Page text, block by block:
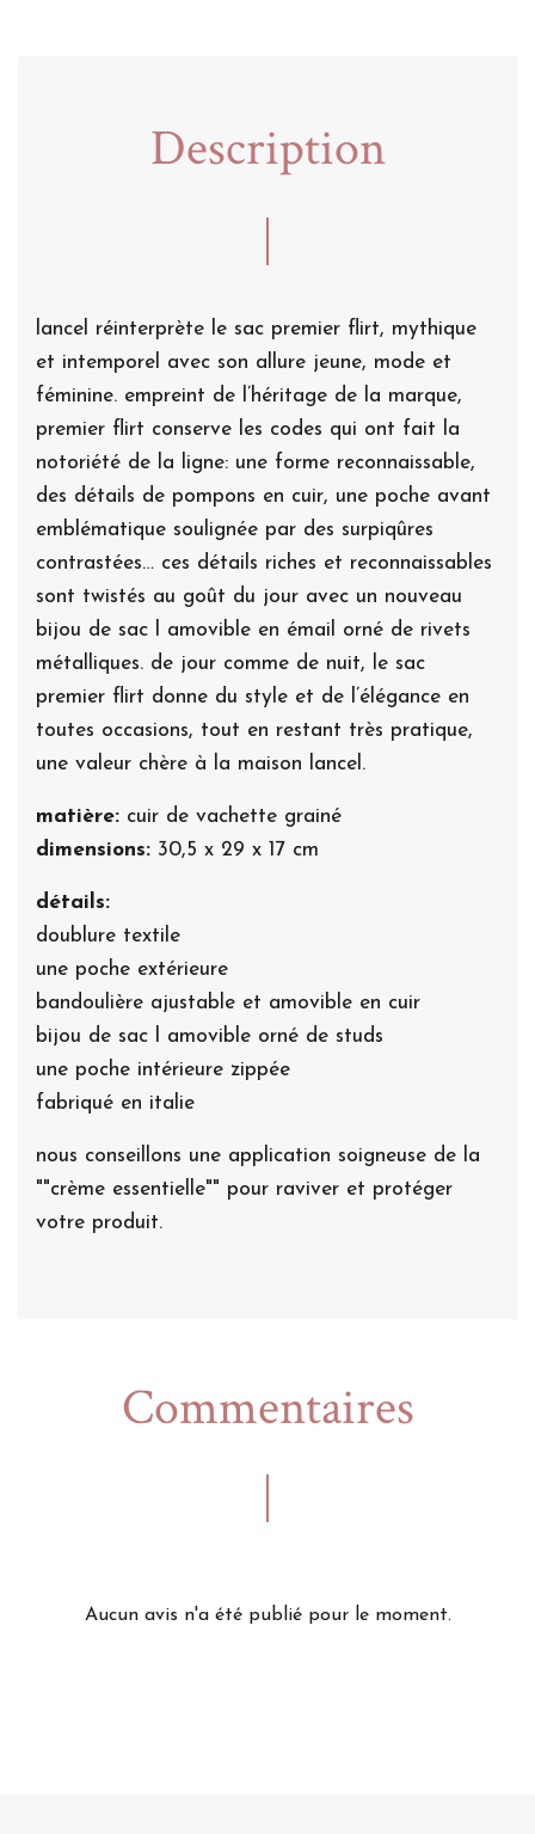
Description
lancel réinterprète le sac premier flirt, mythique
et intemporel avec son allure jeune, mode et
féminine. empreint de l’héritage de la marque,
premier flirt conserve les codes qui ont fait la
notoriété de la ligne: une forme reconnaissable,
des détails de pompons en cuir, une poche avant
emblématique soulignée par des surpiqûres
contrastées… ces détails riches et reconnaissables
sont twistés au goût du jour avec un nouveau
bijou de sac l amovible en émail orné de rivets
métalliques. de jour comme de nuit, le sac
premier flirt donne du style et de l’élégance en
toutes occasions, tout en restant très pratique,
une valeur chère à la maison lancel.
matière: cuir de vachette grainé
dimensions: 30,5 x 29 x 17 cm
détails:
doublure textile
une poche extérieure
bandoulière ajustable et amovible en cuir
bijou de sac l amovible orné de studs
une poche intérieure zippée
fabriqué en italie
nous conseillons une application soigneuse de la
""crème essentielle"" pour raviver et protéger
votre produit.
Commentaires
Aucun avis n'a été publié pour le moment.